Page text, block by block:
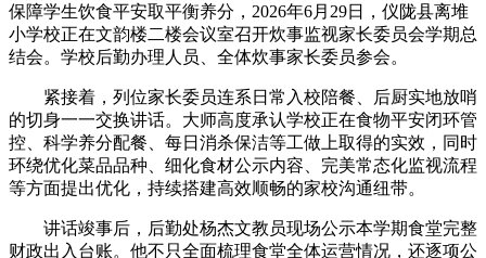
保障学生饮食平安取平衡养分，2026年6月29日，仪陇县离堆
小学校正在文韵楼二楼会议室召开炊事监视家长委员会学期总
结会。学校后勤办理人员、全体炊事家长委员参会。
紧接着，列位家长委员连系日常入校陪餐、后厨实地放哨
的切身一一交换讲话。大师高度承认学校正在食物平安闭环管
控、科学养分配餐、每日消杀保洁等工做上取得的实效，同时
环绕优化菜品品种、细化食材公示内容、完美常态化监视流程
等方面提出优化，持续搭建高效顺畅的家校沟通纽带。
讲话竣事后，后勤处杨杰文教员现场公示本学期食堂完整
财政出入台账。他不只全面梳理食堂全体运营情况，还逐项公